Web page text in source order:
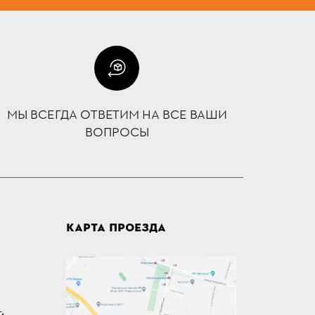
МЫ ВСЕГДА ОТВЕТИМ НА ВСЕ ВАШИ
ВОПРОСЫ
КАРТА ПРОЕЗДА